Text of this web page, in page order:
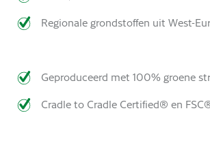
Regionale grondstoffen uit West-
Geproduceerd met 100% groene
Cradle to Cradle Certified® en